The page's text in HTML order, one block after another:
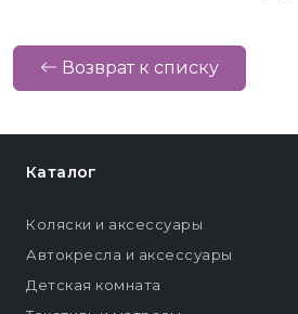
Возврат к списку
Каталог
Коляски и аксессуары
Автокресла и аксессуары
Детская комната